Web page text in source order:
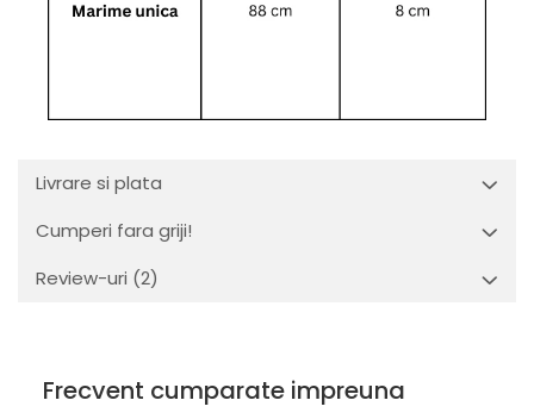
Livrare si plata
Cumperi fara griji!
Review-uri (2)
Frecvent cumparate impreuna